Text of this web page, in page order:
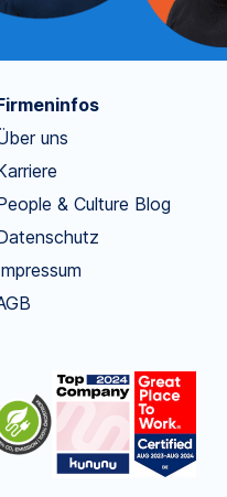
uns
& Culture Blog